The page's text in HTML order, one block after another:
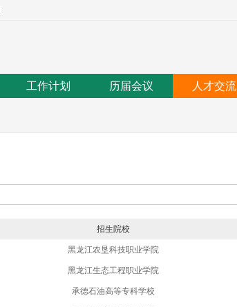
工作计划 历届会议 人才交流
招生院校
黑龙江农垦科技职业学院
黑龙江生态工程职业学院
承德石油高等专科学校